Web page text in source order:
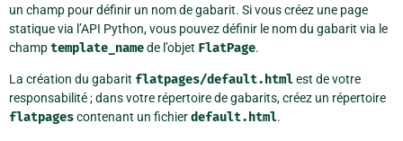
un champ pour définir un nom de gabarit. Si vous créez une page
statique via l’API Python, vous pouvez définir le nom du gabarit via le
champtemplate_namede l’objet FlatPage.
La création du gabarit flatpages/default.htmlest de votre
responsabilité ; dans votre répertoire de gabarits, créez un répertoire
flatpagescontenant un fichierdefault.html.